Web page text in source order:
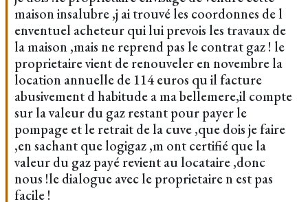
maison insalubre ,j ai trouvé les coordonnes de l
enventuel acheteur qui lui prevois les travaux de
la maison ,mais ne reprend pas le contrat gaz ! le
proprietaire vient de renouveler en novembre la
location annuelle de 114 euros qu il facture
abusivement d habitude a ma bellemere,il compte
sur la valeur du gaz restant pour payer le
pompage et le retrait de la cuve ,que dois je faire
,en sachant que logigaz ,m ont certifié que la
valeur du gaz payé revient au locataire ,donc
nous !le dialogue avec le proprietaire n est pas
facile !